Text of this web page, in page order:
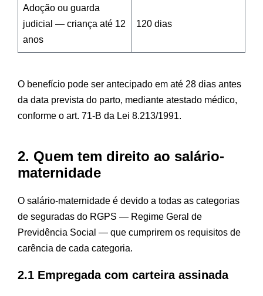
Adoção ou guarda
judicial — criança até 12
anos
120 dias
O benefício pode ser antecipado em até 28 dias antes
da data prevista do parto, mediante atestado médico,
conforme o art. 71-B da Lei 8.213/1991.
2. Quem tem direito ao salário-
maternidade
O salário-maternidade é devido a todas as categorias
de seguradas do RGPS — Regime Geral de
Previdência Social — que cumprirem os requisitos de
carência de cada categoria.
2.1 Empregada com carteira assinada